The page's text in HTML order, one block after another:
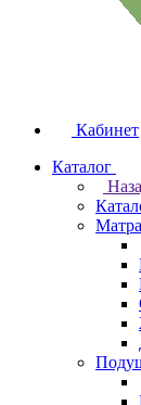
Кабинет
Каталог